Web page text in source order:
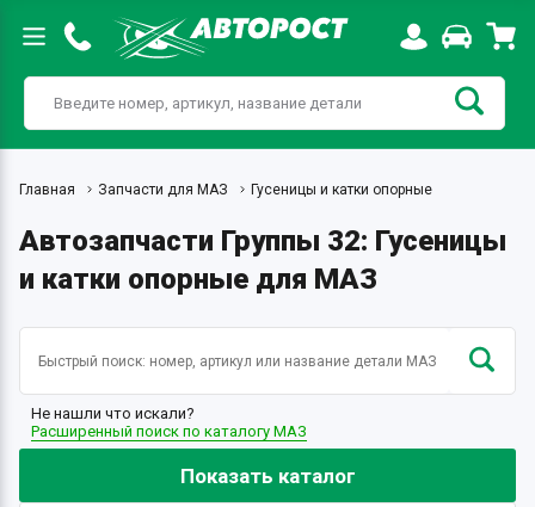
Главная Запчасти для МАЗ Гусеницы и катки опорные
Автозапчасти Группы 32: Гусеницы
и катки опорные для МАЗ
Не нашли что искали?
Расширенный поиск по каталогу МАЗ
Показать каталог